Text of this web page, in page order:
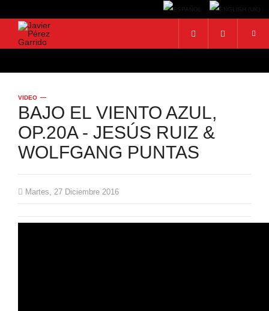
BUSCAR
VIDEO
BAJO EL VIENTO AZUL,
OP.20A - JESÚS RUIZ &
WOLFGANG PUNTAS
Martes, 27 Diciembre 2016